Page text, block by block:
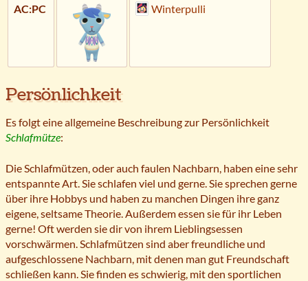
AC:PC Winterpulli
Persönlichkeit
Es folgt eine allgemeine Beschreibung zur Persönlichkeit
Schlafmütze:
Die Schlafmützen, oder auch faulen Nachbarn, haben eine sehr
entspannte Art. Sie schlafen viel und gerne. Sie sprechen gerne
über ihre Hobbys und haben zu manchen Dingen ihre ganz
eigene, seltsame Theorie. Außerdem essen sie für ihr Leben
gerne! Oft werden sie dir von ihrem Lieblingsessen
vorschwärmen. Schlafmützen sind aber freundliche und
aufgeschlossene Nachbarn, mit denen man gut Freundschaft
schließen kann. Sie finden es schwierig, mit den sportlichen